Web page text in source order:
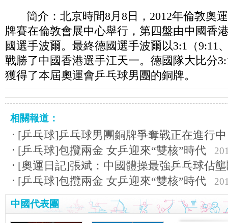
簡介：北京時間8月8日，2012年倫敦奧
牌賽在倫敦會展中心舉行，第四盤由中國香
國選手波爾。最終德國選手波爾以3:1（9:11
戰勝了中國香港選手江天一。德國隊大比分
獲得了本屆奧運會乒乓球男團的銅牌。
相關報道：
[乒乓球]乒乓球男團銅牌爭奪戰正在進行中
[乒乓球]包攬兩金 女乒迎來“雙核”時代
[奧運日記]張斌：中國體操最強乒乓球佔
[乒乓球]包攬兩金 女乒迎來“雙核”時代
中國代表團